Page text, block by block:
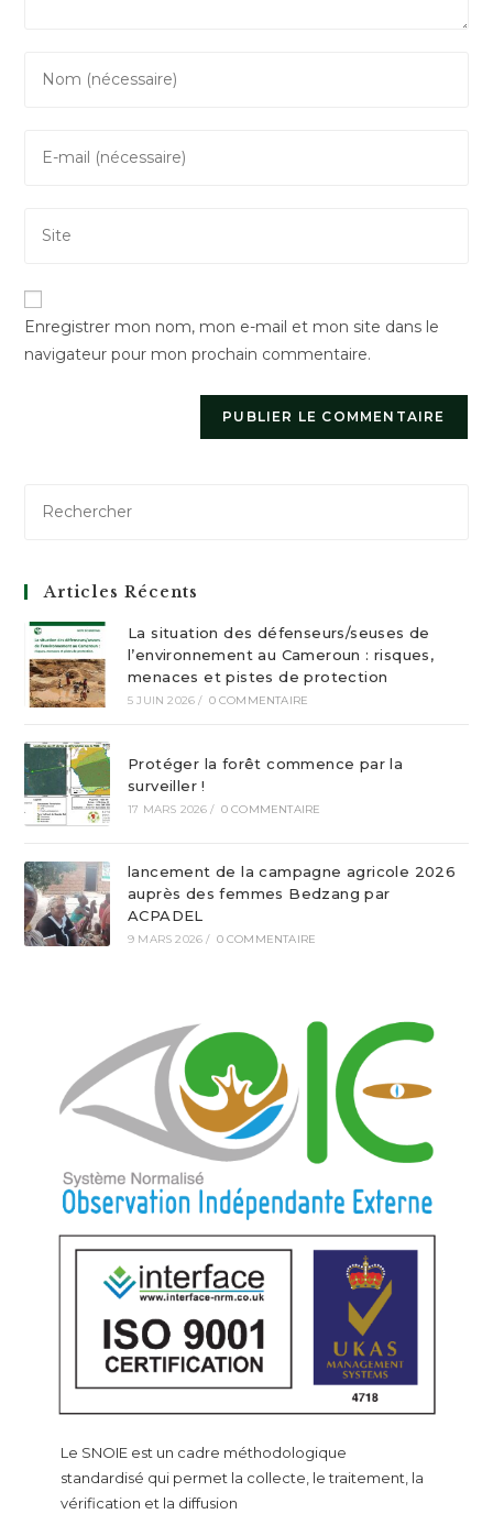
your
comment
your
address
l’URL
votre
site
(facultatif)
Enregistrer mon nom, mon e-mail et mon site dans le
navigateur pour mon prochain commentaire.
Articles Récents
La situation des défenseurs/seuses de
l’environnement au Cameroun : risques,
menaces et pistes de protection
5 JUIN 2026 / 0 COMMENTAIRE
Protéger la forêt commence par la
surveiller !
17 MARS 2026 / 0 COMMENTAIRE
lancement de la campagne agricole 2026
auprès des femmes Bedzang par
ACPADEL
9 MARS 2026 / 0 COMMENTAIRE
Le SNOIE est un cadre méthodologique
standardisé qui permet la collecte, le traitement, la
vérification et la diffusion